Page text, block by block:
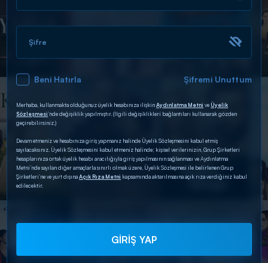
DİĞER SONUÇLAR
Şifre
Beni Hatırla Şifremi Unuttum
Merhaba, kullanmakta olduğunuz üyelik hesabınıza ilişkinAydınlatma Metni veÜyelik
Sözleşmesi’nde değişiklik yapılmıştır. (İlgili değişiklikleri bağlantıları kullanarak gözden
geçirebilirsiniz.)
Devam etmeniz ve hesabınıza giriş yapmanız halinde Üyelik Sözleşmesini kabul etmiş
sayılacaksınız. Üyelik Sözleşmesini kabul etmeniz halinde; kişisel verilerinizin, Grup Şirketleri
hesaplarınıza ortak üyelik hesabı aracılığıyla giriş yapılmasının sağlanması ve Aydınlatma
Metni’nde sayılan diğer amaçlarla sınırlı olmak üzere, Üyelik Sözleşmesi ile belirlenen Grup
Şirketleri’ne ve yurt dışınaAçık Rıza Metni kapsamında aktarılmasına açık rıza verdiğiniz kabul
edilecektir.
GİRİŞ YAP